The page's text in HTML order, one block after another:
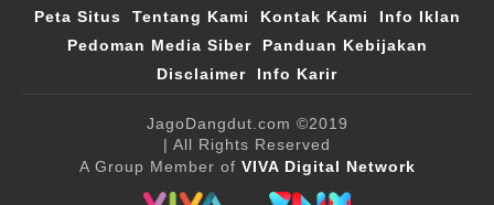
Peta Situs Tentang Kami Kontak Kami
Info Iklan
Pedoman Media Siber
Panduan Kebijakan
Disclaimer
Info Karir
JagoDangdut.com ©2019
| All Rights Reserved
A Group Member of VIVA Digital Network